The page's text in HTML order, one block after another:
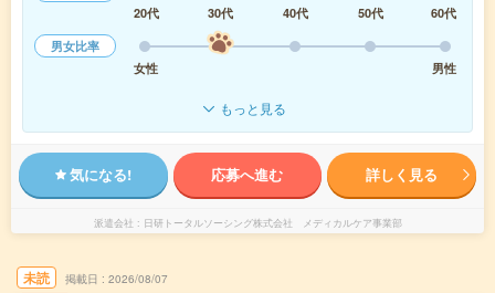
20代
30代 40代 50代
60代
男女比率
女性
男性
もっと見る
気になる! 応募へ進む 詳しく見る
派遣会社 日研トータルソーシング株式会社 メディカルケア事業部
未読 掲載日 2026/08/07